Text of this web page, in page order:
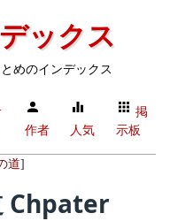
ックス
めのインデックス
作者 人気
掲
示板
道]
Chpater